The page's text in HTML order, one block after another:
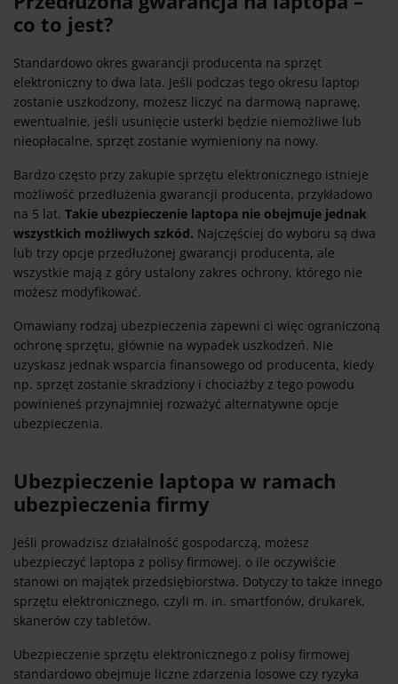
co to jest?
Standardowo okres gwarancji producenta na sprzęt
elektroniczny to dwa lata. Jeśli podczas tego okresu laptop
zostanie uszkodzony, możesz liczyć na darmową naprawę,
ewentualnie, jeśli usunięcie usterki będzie niemożliwe lub
nieopłacalne, sprzęt zostanie wymieniony na nowy.
Bardzo często przy zakupie sprzętu elektronicznego istnieje
możliwość przedłużenia gwarancji producenta, przykładowo
na 5 lat. Takie ubezpieczenie laptopa nie obejmuje jednak
wszystkich możliwych szkód. Najczęściej do wyboru są dwa
lub trzy opcje przedłużonej gwarancji producenta, ale
wszystkie mają z góry ustalony zakres ochrony, którego nie
możesz modyfikować.
Omawiany rodzaj ubezpieczenia zapewni ci więc ograniczoną
ochronę sprzętu, głównie na wypadek uszkodzeń. Nie
uzyskasz jednak wsparcia finansowego od producenta, kiedy
np. sprzęt zostanie skradziony i chociażby z tego powodu
powinieneś przynajmniej rozważyć alternatywne opcje
ubezpieczenia.
Ubezpieczenie laptopa w ramach
ubezpieczenia firmy
Jeśli prowadzisz działalność gospodarczą, możesz
ubezpieczyć laptopa z polisy firmowej, o ile oczywiście
stanowi on majątek przedsiębiorstwa. Dotyczy to także innego
sprzętu elektronicznego, czyli m. in. smartfonów, drukarek,
skanerów czy tabletów.
Ubezpieczenie sprzętu elektronicznego z polisy firmowej
standardowo obejmuje liczne zdarzenia losowe czy ryzyka